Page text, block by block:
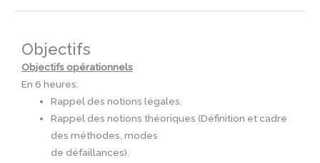
Objectifs
Objectifs opérationnels
En 6 heures:
Rappel des notions légales.
Rappel des notions théoriques (Définition et cadre
des méthodes, modes
de défaillances).